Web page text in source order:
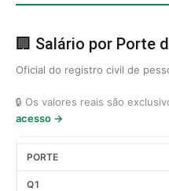
🏢 Salário por Porte
Oficial do registro civil de
🔒 Os valores reais são
acesso →